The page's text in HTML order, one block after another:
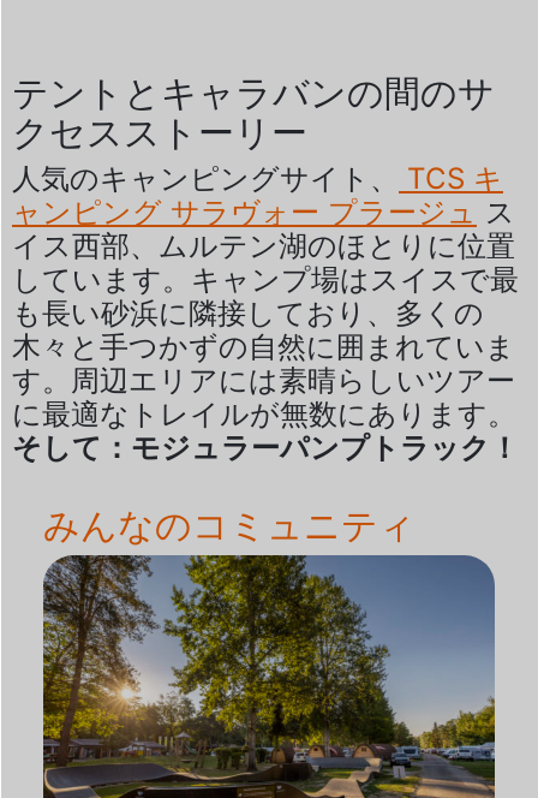
テントとキャラバンの間のサ
クセスストーリー
人気のキャンピングサイト、
TCS キ
ャンピング サラヴォー プラージュ ス
イス西部、ムルテン湖のほとりに位置
しています。キャンプ場はスイスで最
も長い砂浜に隣接しており、多くの
木々と手つかずの自然に囲まれていま
す。周辺エリアには素晴らしいツアー
に最適なトレイルが無数にあります。
そして：モジュラーパンプトラック！
みんなのコミュニティ